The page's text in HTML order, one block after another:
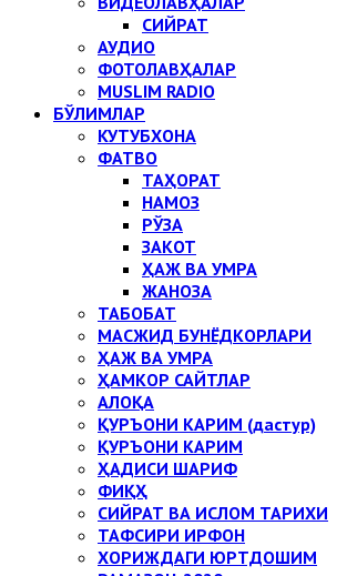
СИЙРАТ
АУДИО
ФОТОЛАВҲАЛАР
MUSLIM RADIO
БЎЛИМЛАР
КУТУБХОНА
ФАТВО
ТАҲОРАТ
НАМОЗ
РЎЗА
ЗАКОТ
ҲАЖ ВА УМРА
ЖАНОЗА
ТАБОБАТ
МАСЖИД БУНЁДКОРЛАРИ
ҲАЖ ВА УМРА
ҲАМКОР САЙТЛАР
АЛОҚА
ҚУРЪОНИ КАРИМ (дастур)
ҚУРЪОНИ КАРИМ
ҲАДИСИ ШАРИФ
ФИҚҲ
СИЙРАТ ВА ИСЛОМ ТАРИХИ
ТАФСИРИ ИРФОН
ХОРИЖДАГИ ЮРТДОШИМ